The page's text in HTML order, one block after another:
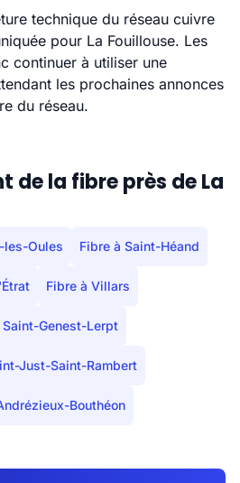
technique du réseau cuivre
pour La Fouillouse. Les
continuer à utiliser une
les prochaines annonces
du réseau.
de la fibre près de La
les-Oules Fibre à Saint-Héand
Fibre à Villars
Saint-Genest-Lerpt
Just-Saint-Rambert
Bouthéon